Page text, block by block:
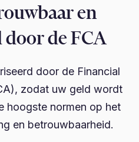
en
door de FCA
door de Financial
zodat uw geld wordt
hoogste normen op het
en betrouwbaarheid.